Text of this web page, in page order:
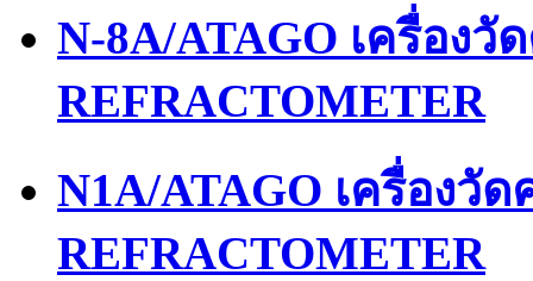
N-8A/ATAGO เครื่อง
REFRACTOMETER
N1A/ATAGO เครื่องวั
REFRACTOMETER